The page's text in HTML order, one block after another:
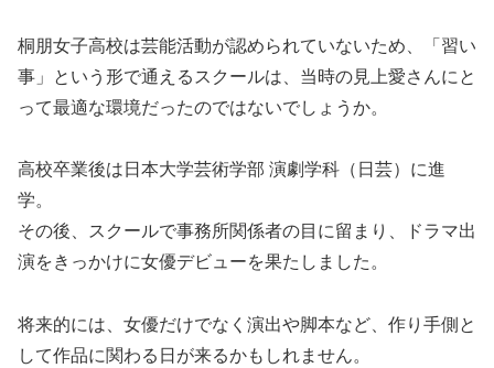
桐朋女子高校は芸能活動が認められていないため、「習い
事」という形で通えるスクールは、当時の見上愛さんにと
って最適な環境だったのではないでしょうか。
高校卒業後は日本大学芸術学部 演劇学科（日芸）に進
学。
その後、スクールで事務所関係者の目に留まり、ドラマ出
演をきっかけに女優デビューを果たしました。
将来的には、女優だけでなく演出や脚本など、作り手側と
して作品に関わる日が来るかもしれません。